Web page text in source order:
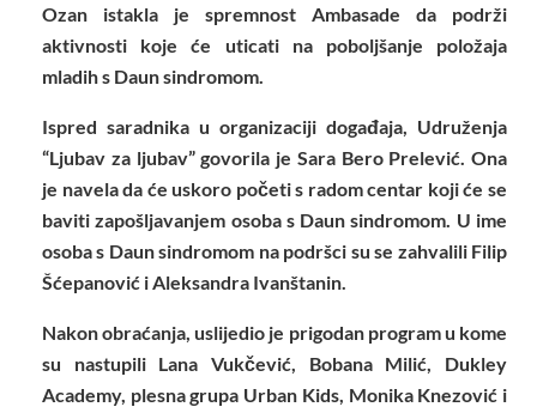
Ozan istakla je spremnost Ambasade da podrži
aktivnosti koje će uticati na poboljšanje položaja
mladih s Daun sindromom.
Ispred saradnika u organizaciji događaja, Udruženja
“Ljubav za ljubav” govorila je Sara Bero Prelević. Ona
je navela da će uskoro početi s radom centar koji će se
baviti zapošljavanjem osoba s Daun sindromom. U ime
osoba s Daun sindromom na podršci su se zahvalili Filip
Šćepanović i Aleksandra Ivanštanin.
Nakon obraćanja, uslijedio je prigodan program u kome
su nastupili Lana Vukčević, Bobana Milić, Dukley
Academy, plesna grupa Urban Kids, Monika Knezović i